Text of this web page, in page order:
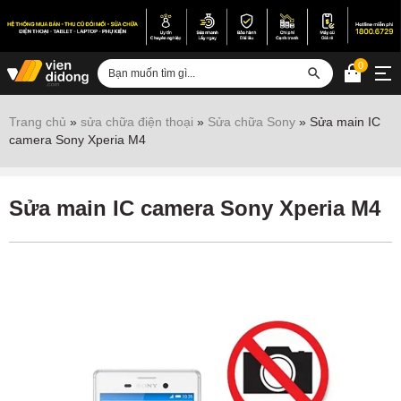
Sửa iPhone
Sửa Vertu
0
Trang chủ » sửa chữa điện thoại » Sửa chữa Sony » Sửa main IC
camera Sony Xperia M4
Sửa main IC camera Sony Xperia M4